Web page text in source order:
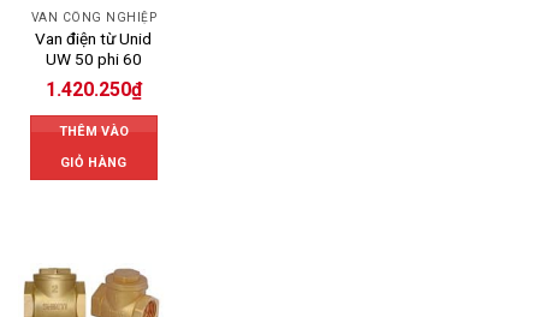
VAN CÔNG NGHIỆP
Van điện từ Unid
UW 50 phi 60
1.420.250₫
THÊM VÀO
GIỎ HÀNG